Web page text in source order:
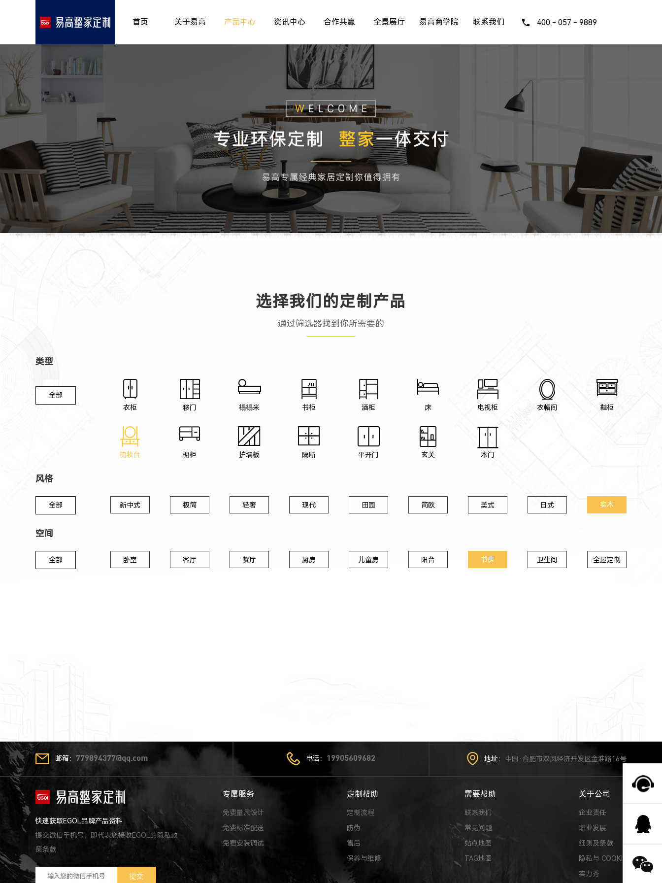
首页 关于易高 产品中心
餐厅空间 >
客厅空间 >
卧室空间
>
资讯中心
品牌资讯 >
行业资讯
合作共赢 全景展厅 易高商学院 联系我们 400 - 057 - 9889
选择我们的定制产品
通过筛选器找到你所需要的
类型
全部
衣柜
移门 榻榻米 书柜 酒柜 床 电视柜 衣帽间 鞋柜
梳妆台 橱柜 护墙板 隔断 平开门 玄关 木门
风格
全部 新中式 极简 轻奢 现代 田园 简欧 美式 日式 实木
空间
全部 卧室 客厅 餐厅 厨房 儿童房 阳台 书房 卫生间 全屋定制
邮箱： 779894377@qq.com 电话： 19905609682 地址： 中国·合肥市双凤经济开发区金淮路16号
快速获取EGOL品牌产品资料
提交微信手机号，即代表您接收EGOL的隐私政
策条款
专属服务
免费量尺设计
免费标准配送
免费安装调试
定制帮助
定制流程
防伪
售后
保养与维修
需要帮助
联系我们
常见问题
站点地图
TAG地图
关于公司
企业责任
职业发展
细则及条款
隐私与 COOKIE
实力秀